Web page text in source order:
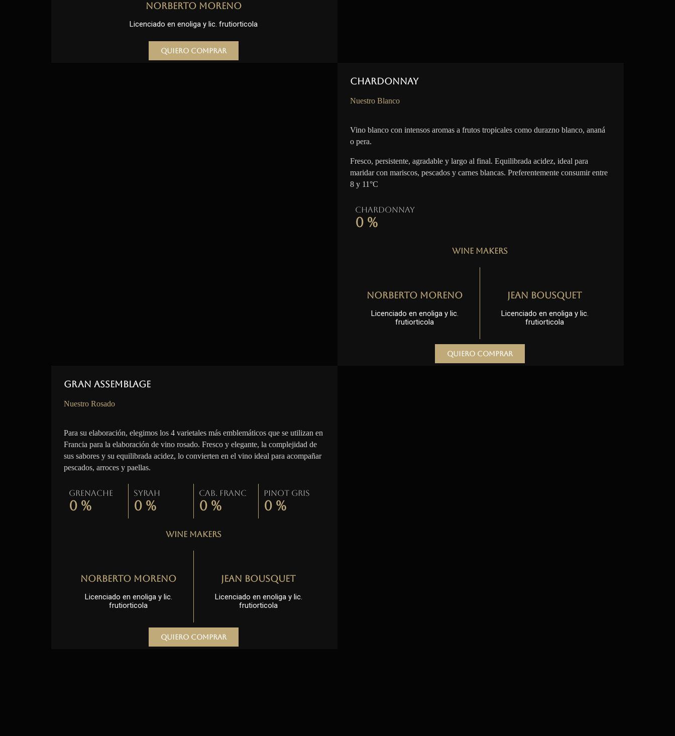
Norberto Moreno
Licenciado en enoliga y lic. frutiorticola
Quiero comprar
Chardonnay
Nuestro Blanco
Vino blanco con intensos aromas a frutos tropicales como durazno blanco, ananá
o pera.
Fresco, persistente, agradable y largo al final. Equilibrada acidez, ideal para
maridar con mariscos, pescados y carnes blancas. Preferentemente consumir entre
8 y 11°C
Chardonnay
0 %
Wine Makers
Norberto Moreno
Licenciado en enoliga y lic.
frutiorticola
Jean Bousquet
Licenciado en enoliga y lic.
frutiorticola
Quiero comprar
Gran Assemblage
Nuestro Rosado
Para su elaboración, elegimos los 4 varietales más emblemáticos que se utilizan en
Francia para la elaboración de vino rosado. Fresco y elegante, la complejidad de
sus sabores y su equilibrada acidez, lo convierten en el vino ideal para acompañar
pescados, arroces y paellas.
Grenache
0 %
Syrah
0 %
Cab. Franc
0 %
Pinot gris
0 %
Wine Makers
Norberto Moreno
Licenciado en enoliga y lic.
frutiorticola
Jean Bousquet
Licenciado en enoliga y lic.
frutiorticola
Quiero comprar